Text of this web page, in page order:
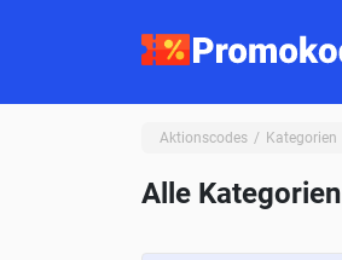
Aktionscodes Kategorien
Alle Kategorien